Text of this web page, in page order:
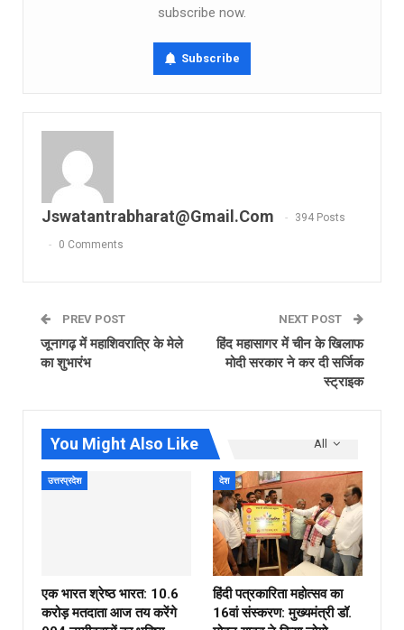
subscribe now.
Subscribe
Jswatantrabharat@gmail.com 394 Posts
0 Comments
PREV POST
जूनागढ़ में महाशिवरात्रि के मेले
का शुभारंभ
NEXT POST
हिंद महासागर में चीन के खिलाफ
मोदी सरकार ने कर दी सर्जिक
स्ट्राइक
All
You Might Also Like
उत्तरप्रदेश
एक भारत श्रेष्ठ भारत: 10.6
करोड़ मतदाता आज तय करेंगे
देश
हिंदी पत्रकारिता महोत्सव का
16वां संस्करण: मुख्यमंत्री डॉ.